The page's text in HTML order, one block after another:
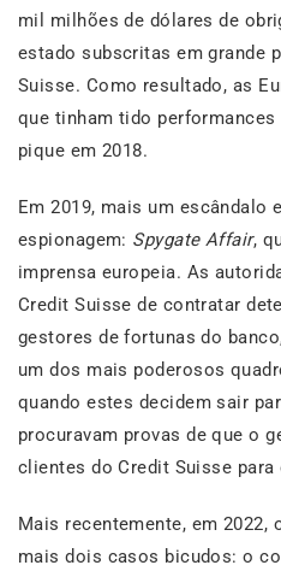
mil milhões de dólares de
estado subscritas em grande
Suisse. Como resultado, as
que tinham tido
pique em 2018.
Em 2019, mais um escândalo
espionagem: Spygate Affair,
imprensa europeia. As
Credit Suisse de contratar
gestores de fortunas do
um dos mais poderosos
quando estes decidem sair
procuravam provas de que o
clientes do Credit Suisse para
Mais recentemente, em 2022,
mais dois casos bicudos: o